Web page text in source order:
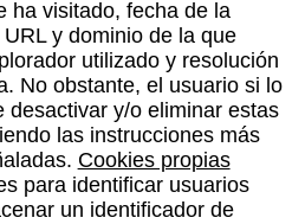
ha visitado, fecha de la
y dominio de la que
utilizado y resolución
No obstante, el usuario si lo
desactivar y/o eliminar estas
las instrucciones más
Cookies propias
para identificar usuarios
un identificador de